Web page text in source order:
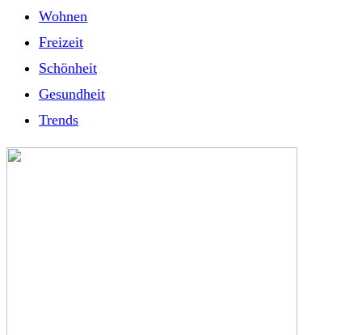
Wohnen
Freizeit
Schönheit
Gesundheit
Trends